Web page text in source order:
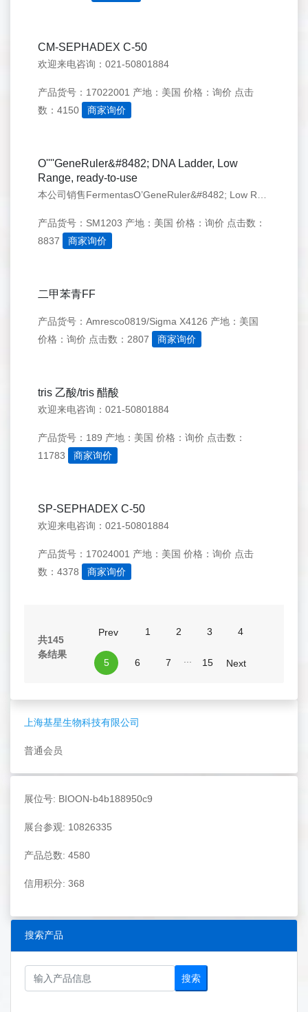
上海基星生物科技有限公司
普通会员
展位号: BIOON-b4b188950c9
展台参观: 10826335
产品总数: 4580
信用积分: 368
搜索产品
搜索
CM-SEPHADEX C-50
欢迎来电咨询：021-50801884
产品货号：17022001 产地：美国 价格：询价 点击
数：4150
商家询价
O''''GeneRuler&#8482; DNA Ladder, Low
Range, ready-to-use
产品货号：SM1203 产地：美国 价格：询价 点击数：
8837
商家询价
二甲苯青FF
产品货号：Amresco0819/Sigma X4126 产地：美国
价格：询价 点击数：2807 商家询价
tris 乙酸/tris 醋酸
欢迎来电咨询：021-50801884
产品货号：189 产地：美国 价格：询价 点击数：
11783
商家询价
SP-SEPHADEX C-50
欢迎来电咨询：021-50801884
产品货号：17024001 产地：美国 价格：询价 点击
数：4378
商家询价
共145
条结果
Prev 1 2 3 4
5 6 7 15 Next